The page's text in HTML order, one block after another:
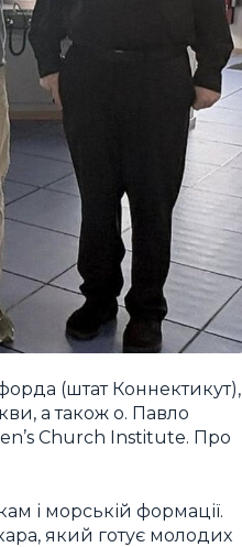
(штат Коннектикут),
а також о. Павло
Church Institute. Про
і морській формації.
який готує молодих